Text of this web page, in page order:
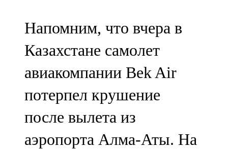
Чистай
103,0 FM
Чүпрәле
91,0 FM
Шәмәрдән
102,3 FM
Напомним, что вчера в
Казахстане самолет
авиакомпании Bek Air
потерпел крушение
после вылета из
аэропорта Алма-Аты. На